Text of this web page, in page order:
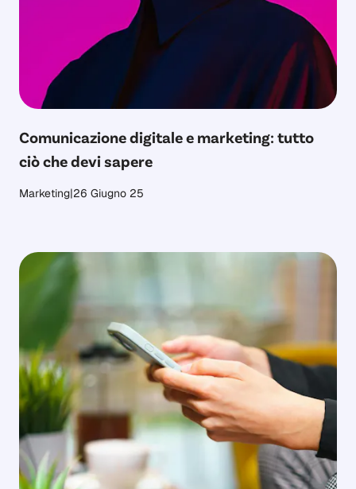
Comunicazione digitale e marketing: tutto
ciò che devi sapere
Marketing|26 Giugno 25